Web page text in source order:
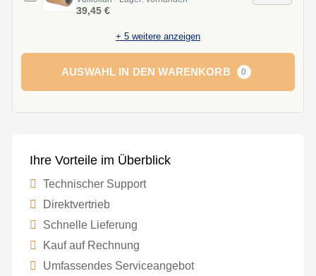
39,45 €
+ 5 weitere anzeigen
AUSWAHL IN DEN WARENKORB 0
Ihre Vorteile im Überblick
Technischer Support
Direktvertrieb
Schnelle Lieferung
Kauf auf Rechnung
Umfassendes Serviceangebot